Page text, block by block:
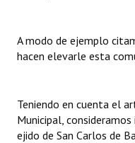
Noticias Destacadas
Datos Históricos
Premio al Mérito -
A modo de ejemplo
hacen elevarle esta
Teniendo en cuenta el
Municipal,
ejido de San Carlos de